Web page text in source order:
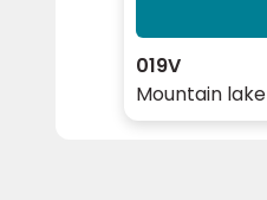
019V
Mountain lake